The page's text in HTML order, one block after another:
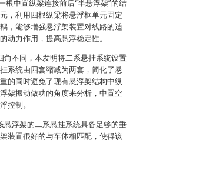
根中置纵梁连接前后“半悬浮架”的结
，利用四根纵梁将悬浮框单元固定
，能够增强悬浮架装置对线路的适
动力作用，提高悬浮稳定性。
不同，本发明将二系悬挂系统设置
系统由四套缩减为两套，简化了悬
的同时避免了现有悬浮架结构中纵
架振动做功的角度来分析，中置空
控制。
浮架的二系悬挂系统具备足够的垂
装置很好的与车体相匹配，使得该